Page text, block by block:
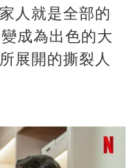
人就是全部的
成為出色的大
展開的撕裂人